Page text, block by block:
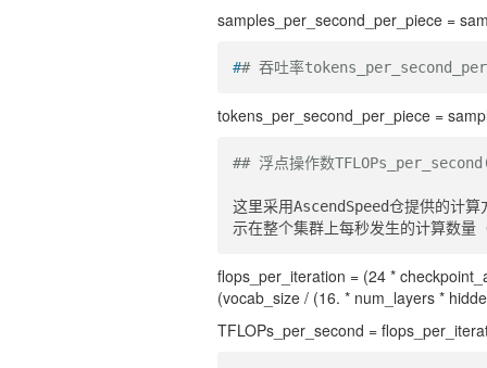
samples_per_second_per_piece =
## 吞吐率
tokens_per_second_per_piece =
## 浮点操作数
这里采用AscendSpeed仓提供的
flops_per_iteration = (24 *
(vocab_size / (16. * num_layers *
TFLOPs_per_second =